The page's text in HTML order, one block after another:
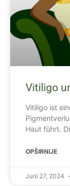
Vitiligo
Vitiligo ist
Haut führt.
OPŠIRNIJE
Juni 27, 2024